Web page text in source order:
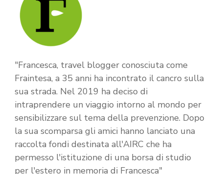
"Francesca, travel blogger conosciuta come
Fraintesa, a 35 anni ha incontrato il cancro sulla
sua strada. Nel 2019 ha deciso di
intraprendere un viaggio intorno al mondo per
sensibilizzare sul tema della prevenzione. Dopo
la sua scomparsa gli amici hanno lanciato una
raccolta fondi destinata all'AIRC che ha
permesso l'istituzione di una borsa di studio
per l'estero in memoria di Francesca"